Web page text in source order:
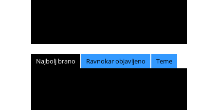
Najbolj brano Ravnokar objavljeno Teme